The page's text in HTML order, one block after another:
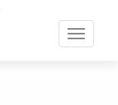
Toggle